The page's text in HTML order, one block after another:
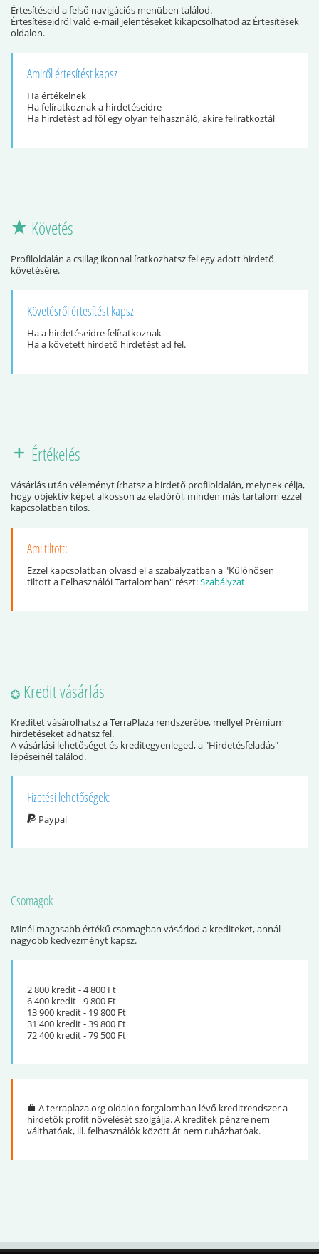
Értesítéseid a felső navigációs menüben találod.
Értesítéseidről való e-mail jelentéseket kikapcsolhatod az Értesítések
oldalon.
Amiről értesítést kapsz
Ha értékelnek
Ha felíratkoznak a hirdetéseidre
Ha hirdetést ad föl egy olyan felhasználó, akire feliratkoztál
Követés
Profiloldalán a csillag ikonnal íratkozhatsz fel egy adott hirdető
követésére.
Követésről értesítést kapsz
Ha a hirdetéseidre felíratkoznak
Ha a követett hirdető hirdetést ad fel.
Értékelés
Vásárlás után véleményt írhatsz a hirdető profiloldalán, melynek célja,
hogy objektív képet alkosson az eladóról, minden más tartalom ezzel
kapcsolatban tilos.
Ami tiltott:
Ezzel kapcsolatban olvasd el a szabályzatban a "Különösen
tiltott a Felhasználói Tartalomban" részt:Szabályzat
Kredit vásárlás
Kreditet vásárolhatsz a TerraPlaza rendszerébe, mellyel Prémium
hirdetéseket adhatsz fel.
A vásárlási lehetőséget és kreditegyenleged, a "Hirdetésfeladás"
lépéseinél találod.
Fizetési lehetőségek:
Paypal
Csomagok
Minél magasabb értékű csomagban vásárlod a krediteket, annál
nagyobb kedvezményt kapsz.
2 800 kredit - 4 800 Ft
6 400 kredit - 9 800 Ft
13 900 kredit - 19 800 Ft
31 400 kredit - 39 800 Ft
72 400 kredit - 79 500 Ft
A terraplaza.org oldalon forgalomban lévő kreditrendszer a
hirdetők profit növelését szolgálja. A kreditek pénzre nem
válthatóak, ill. felhasználók között át nem ruházhatóak.